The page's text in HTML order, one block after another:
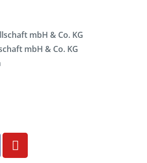
mbH & Co. KG
mbH & Co. KG